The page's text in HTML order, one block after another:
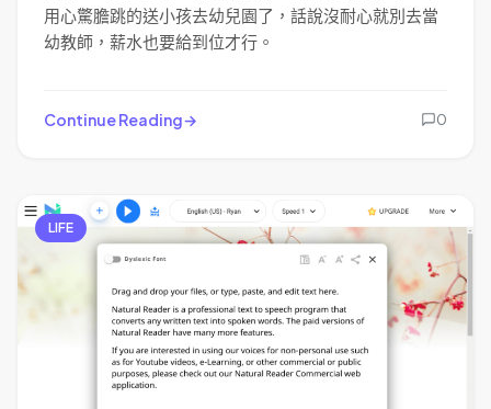
用心驚膽跳的送小孩去幼兒園了，話說沒耐心就別去當
幼教師，薪水也要給到位才行。
Continue Reading 0
LIFE